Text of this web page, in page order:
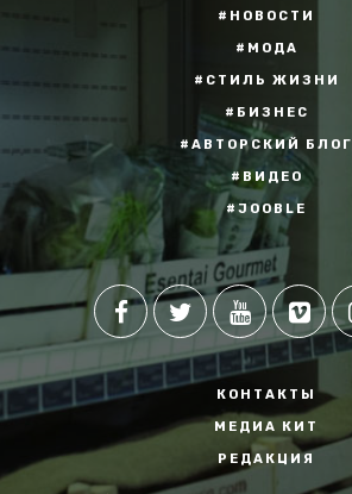
#НОВОСТИ
#МОДА
#СТИЛЬ ЖИЗНИ
#БИЗНЕС
#АВТОРСКИЙ БЛОГ
#ВИДЕО
#JOOBLE
КОНТАКТЫ
МЕДИА КИТ
РЕДАКЦИЯ